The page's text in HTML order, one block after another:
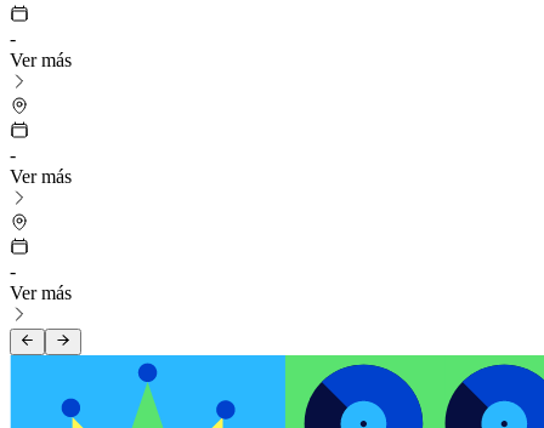
-
Ver más
-
Ver más
-
Ver más